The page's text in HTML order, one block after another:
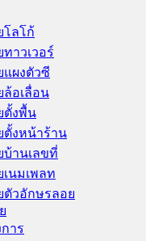
โลโก้
ทาวเวอร์
แผงตัวซี
ล้อเลื่อน
ตั้งพื้น
ตั้งหน้าร้าน
บ้านเลขที่
เนมเพลท
ตัวอักษรลอย
าร